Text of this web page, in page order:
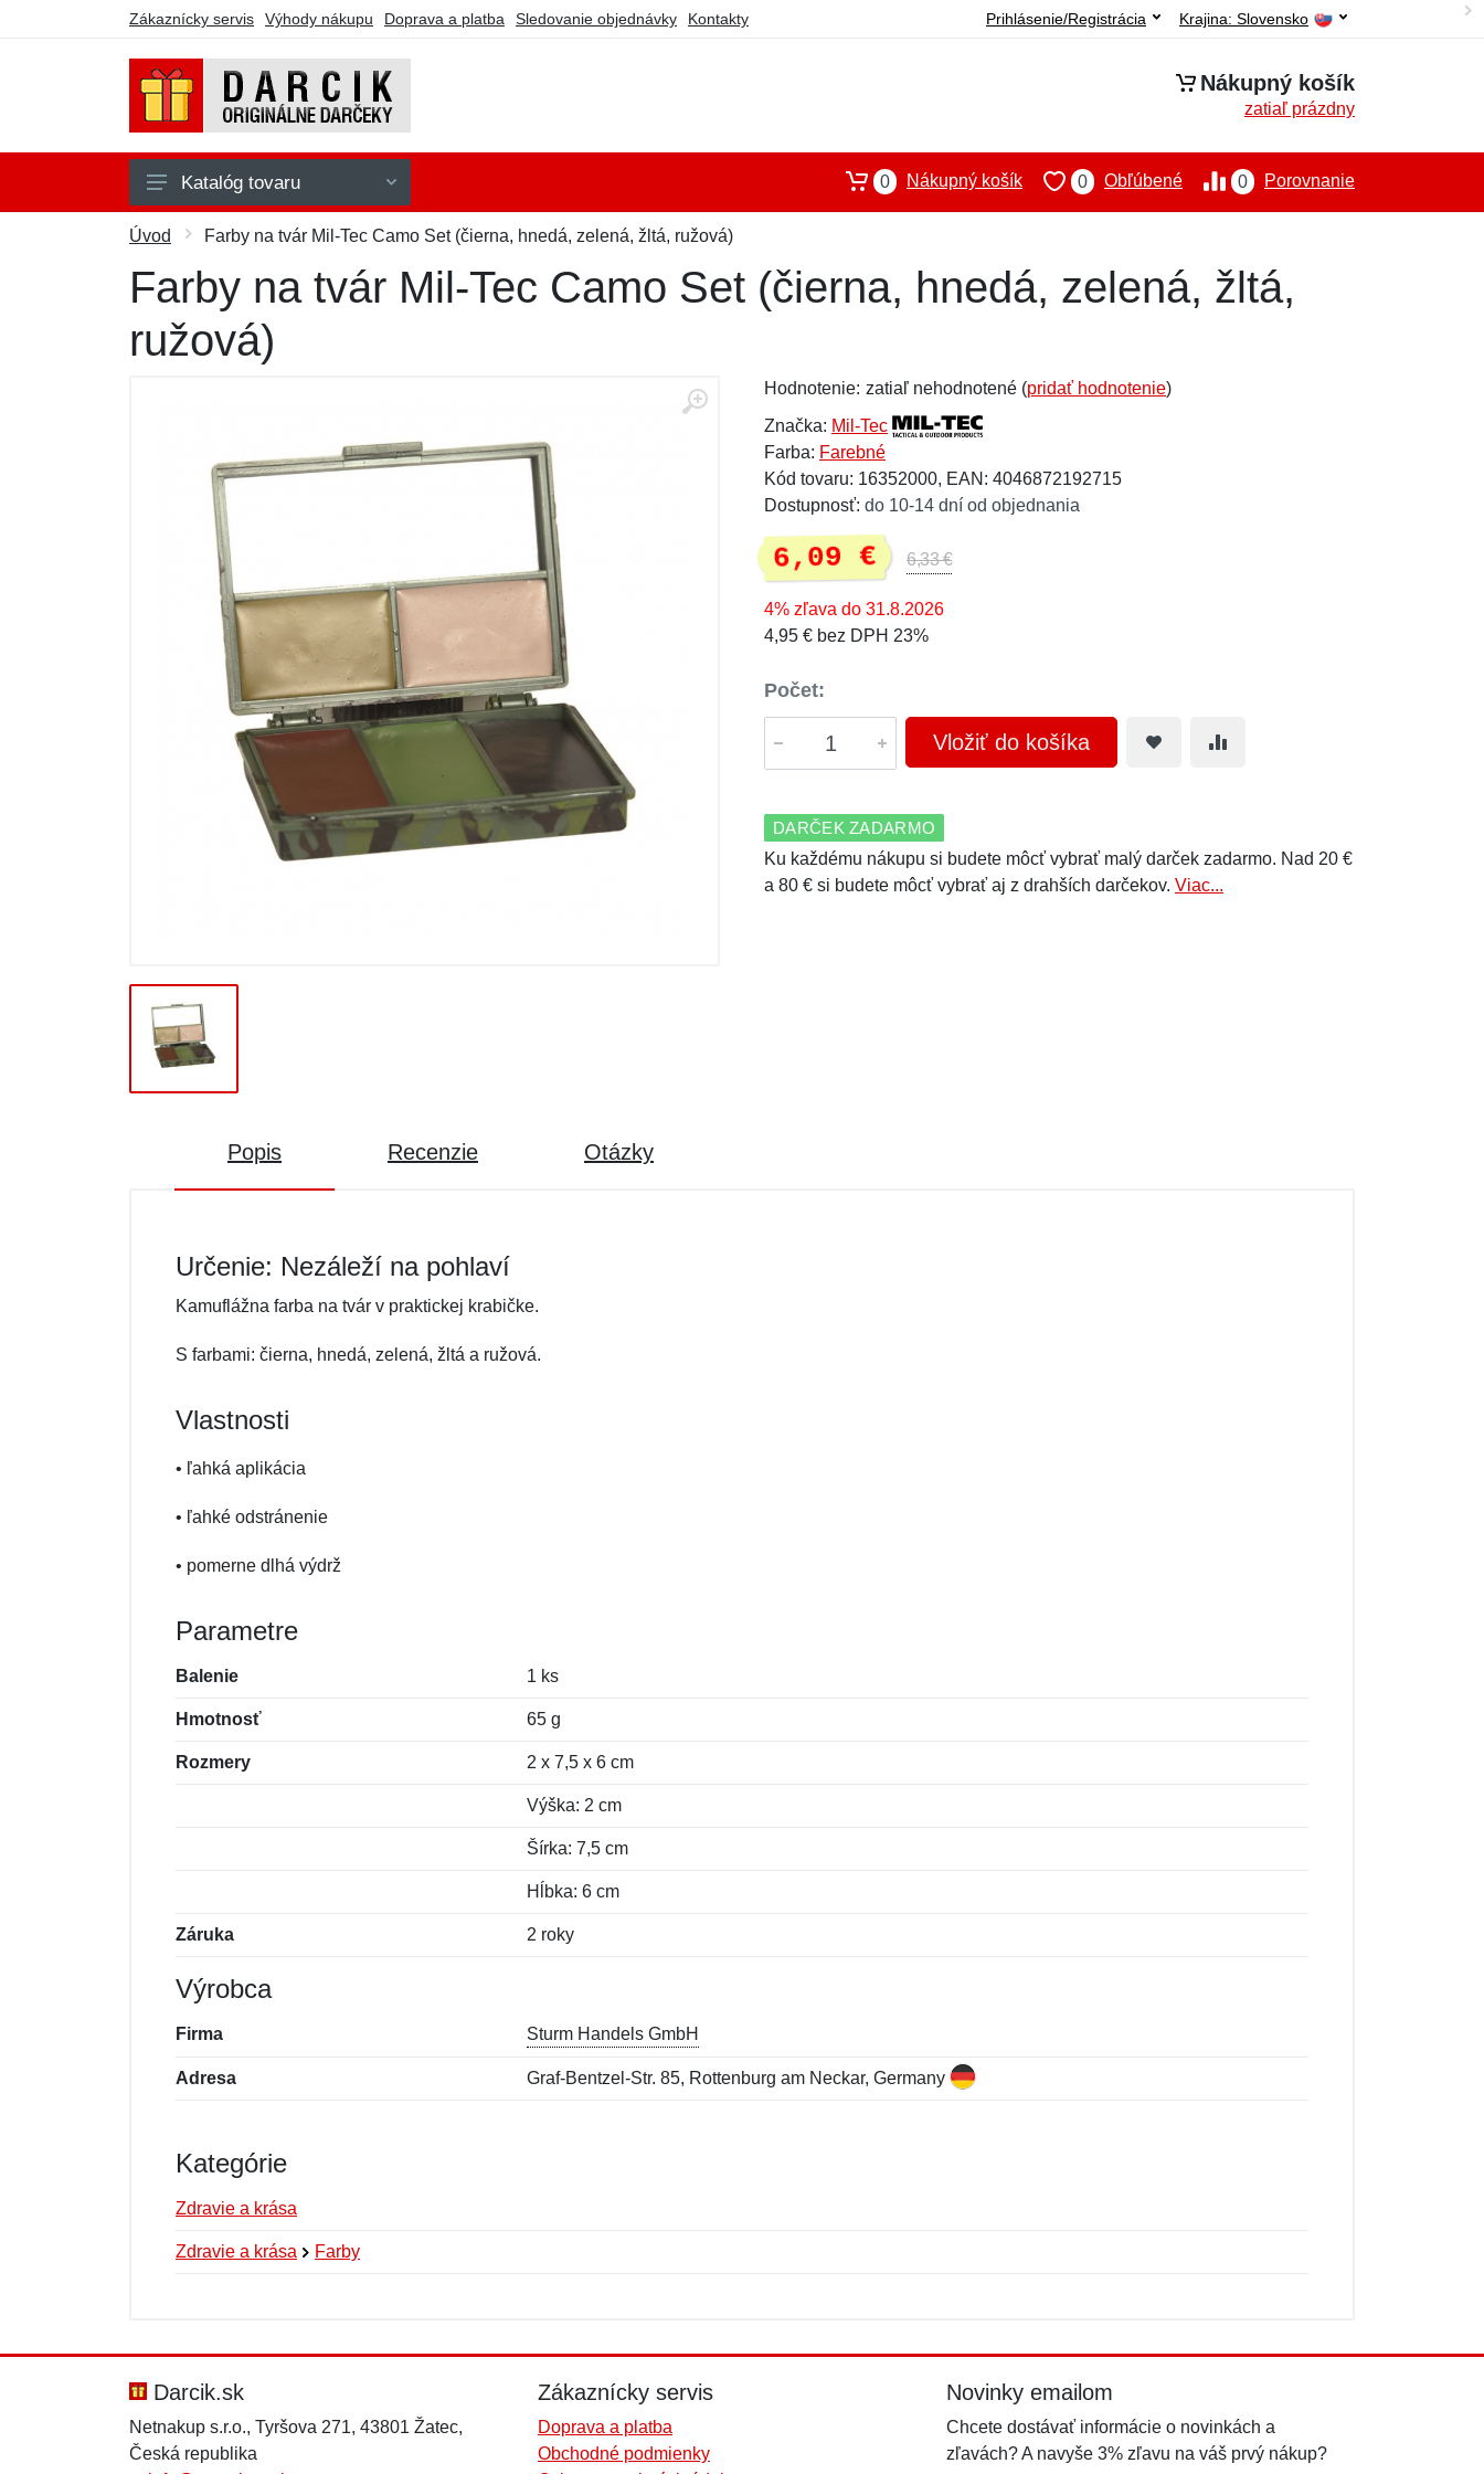
Zákaznícky servis Výhody nákupu Doprava a platba Sledovanie objednávky Kontakty Krajina: Slovensko
Prihlásenie/Registrácia
Nákupný košík
zatiaľ prázdny
Domácnosť a interiér
Elektro a PC
Hry a hračky
Jedlo a kuchyňa
Zdravie a krása
Výpredaj
Katalóg tovaru 0 Porovnanie
0 Obľúbené
0 Nákupný košík
Úvod Farby na tvár Mil-Tec Camo Set (čierna, hnedá, zelená, žltá, ružová)
Farby na tvár Mil-Tec Camo Set (čierna, hnedá, zelená, žltá,
ružová)
Hodnotenie: zatiaľ nehodnotené (pridať hodnotenie)
Značka: Mil-Tec
Farba: Farebné
Kód tovaru: 16352000, EAN: 4046872192715
Dostupnosť: do 10-14 dní od objednania
6,09 € 6,33 €
4% zľava do 31.8.2026
4,95 € bez DPH 23%
Počet:
Vložiť do košíka
DARČEK ZADARMO
Ku každému nákupu si budete môcť vybrať malý darček zadarmo. Nad 20 €
a 80 € si budete môcť vybrať aj z drahších darčekov. Viac...
Popis Recenzie Otázky
Určenie: Nezáleží na pohlaví
Kamuflážna farba na tvár v praktickej krabičke.
S farbami: čierna, hnedá, zelená, žltá a ružová.
Vlastnosti
• ľahká aplikácia
• ľahké odstránenie
• pomerne dlhá výdrž
Parametre
Balenie 1 ks
Hmotnosť 65 g
Rozmery 2 x 7,5 x 6 cm
Výška: 2 cm
Šírka: 7,5 cm
Hĺbka: 6 cm
Záruka 2 roky
Výrobca
Firma Sturm Handels GmbH
Adresa Graf-Bentzel-Str. 85, Rottenburg am Neckar, Germany
Kategórie
Zdravie a krása
Zdravie a krása Farby
Správa*
Správa*
Darcik.sk
Netnakup s.r.o., Tyršova 271, 43801 Žatec,
Česká republika
Zákaznícky servis
Doprava a platba
Obchodné podmienky
Novinky emailom
Chcete dostávať informácie o novinkách a
zľavách? A navyše 3% zľavu na váš prvý nákup?